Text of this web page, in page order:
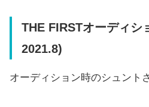
THE FIRSTオーディシ
2021.8)
オーディション時のシュント